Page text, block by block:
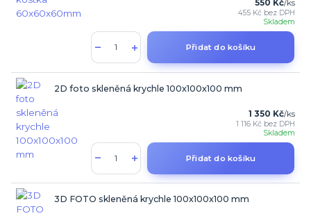
550 Kč/ks
455 Kč bez DPH
Skladem
Přidat do košíku
2D foto skleněná krychle 100x100x100 mm
1 350 Kč/ks
1 116 Kč bez DPH
Skladem
Přidat do košíku
3D FOTO skleněná krychle 100x100x100 mm